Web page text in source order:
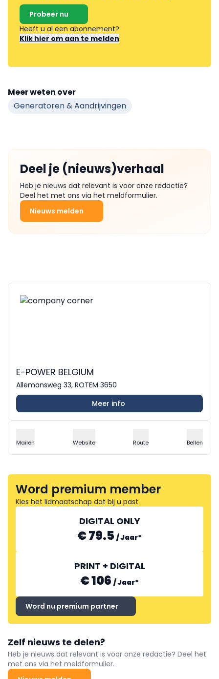
Probeer nu
Heeft u al een abonnement?
Klik hier om aan te melden
Meer weten over
Generatoren & Aandrijvingen
Deel je (nieuws)verhaal
Heb je nieuws dat relevant is voor onze redactie?
Deel het met ons via het meldformulier.
Nieuws melden
E-POWER BELGIUM
Allemansweg 33, ROTEM 3650
Meer info
Mailen Website Route Bellen
Word premium member
Kies het lidmaatschap dat bij u past
DIGITAL ONLY
€ 79.5 /Jaar*
PRINT + DIGITAL
€ 106 /Jaar*
Word nu premium partner
Zelf nieuws te delen?
Heb je nieuws dat relevant is voor onze redactie? Deel het
met ons via het meldformulier.